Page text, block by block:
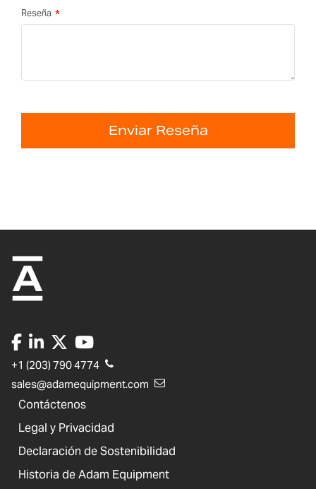
Reseña
Enviar Reseña
+1 (203) 790 4774
sales@adamequipment.com
Contáctenos
Legal y Privacidad
Declaración de Sostenibilidad
Historia de Adam Equipment